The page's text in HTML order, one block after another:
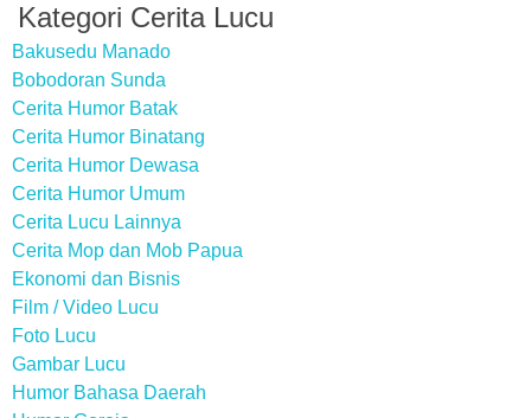
Kategori Cerita Lucu
Bakusedu Manado
Bobodoran Sunda
Cerita Humor Batak
Cerita Humor Binatang
Cerita Humor Dewasa
Cerita Humor Umum
Cerita Lucu Lainnya
Cerita Mop dan Mob Papua
Ekonomi dan Bisnis
Film / Video Lucu
Foto Lucu
Gambar Lucu
Humor Bahasa Daerah